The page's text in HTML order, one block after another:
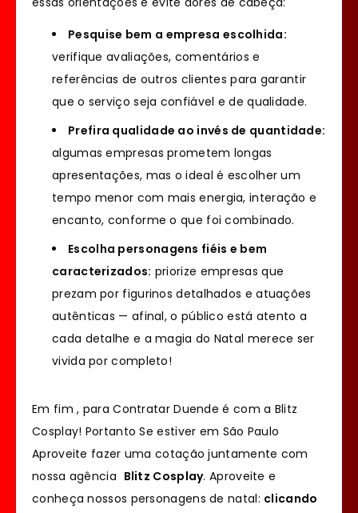
Pesquise bem a empresa escolhida:
verifique avaliações, comentários e
referências de outros clientes para garantir
que o serviço seja confiável e de qualidade.
Prefira qualidade ao invés de quantidade:
algumas empresas prometem longas
apresentações, mas o ideal é escolher um
tempo menor com mais energia, interação e
encanto, conforme o que foi combinado.
Escolha personagens fiéis e bem
caracterizados: priorize empresas que
prezam por figurinos detalhados e atuações
autênticas — afinal, o público está atento a
cada detalhe e a magia do Natal merece ser
vivida por completo!
Em fim , para Contratar Duende é com a Blitz
Cosplay! Portanto Se estiver em São Paulo
Aproveite fazer uma cotação juntamente com
nossa agência Blitz Cosplay. Aproveite e
conheça nossos personagens de natal: clicando